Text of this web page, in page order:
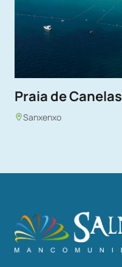
Praia de Canelas
Sanxenxo